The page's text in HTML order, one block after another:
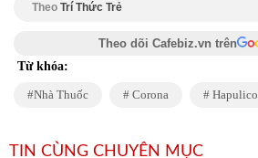
Theo Trí Thức Trẻ
Theo dõi Cafebiz.vn trên
Từ khóa:
Nhà Thuốc Corona Hapulico
TIN CÙNG CHUYÊN MỤC